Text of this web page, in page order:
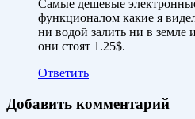
Самые дешевые
функционалом какие я
ни водой залить ни в земле
они стоят 1.25$.
Ответить
Добавить комментарий